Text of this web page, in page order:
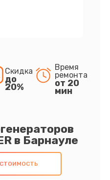
в Барнауле
Скидка
до
20%
Время
ремонта
от 20
мин